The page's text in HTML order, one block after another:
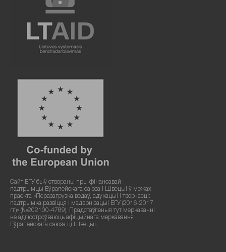
Сайт ЕГУ быў створаны пры фінансавай
падтрымцы Еўрапейскага саюза і Швецыі ў межах
праекта «Перазагрузка ведаў, адукацыі і творчасці:
падтрымка развіцця і мадэрнізацыі ЕГУ (2016-2017
гг.)» (№202100-4789). Прадстаўленыя тут меркаванні
не адлюстроўваюць афіцыйнага меркавання
Еўрапейскага саюза ці Швецыі.